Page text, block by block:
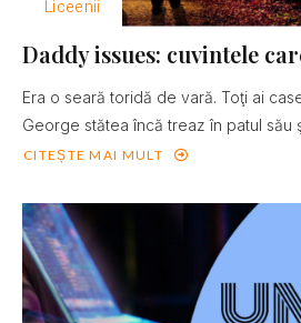
Liceenii
Daddy issues: cuvintele
Era o seară toridă de vară. Toţi ai
George stătea încă treaz în patul său
CITEȘTE MAI MULT